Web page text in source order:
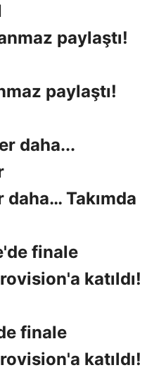
paylaştı!
Takımda
finale
katıldı!